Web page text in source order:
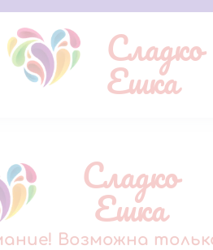
Сладко
Ешка
Сладко
Ешка
Возможна